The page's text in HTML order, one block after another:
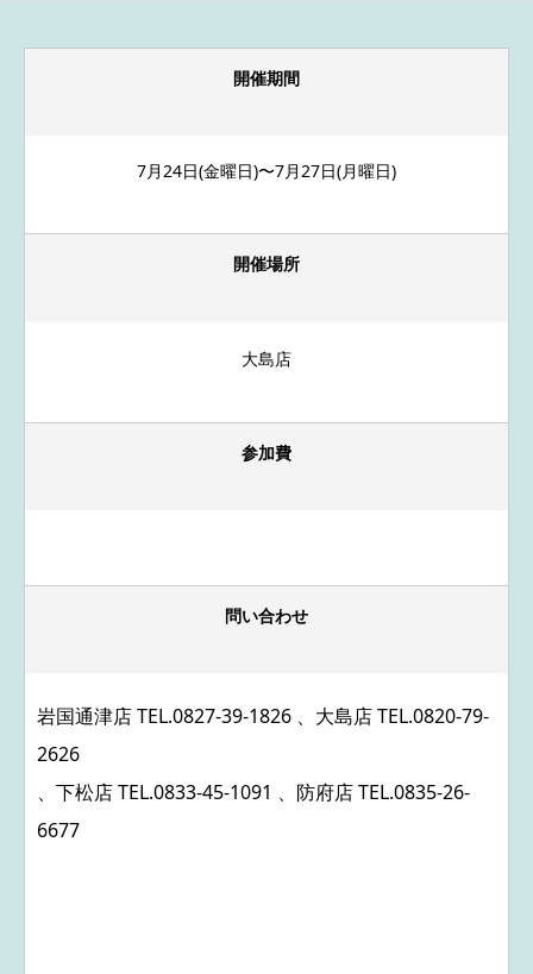
開催期間
7月24日(金曜日)〜7月27日(月曜日)
開催場所
大島店
参加費
問い合わせ
岩国通津店 TEL.0827-39-1826 、大島店 TEL.0820-79-
2626
、下松店 TEL.0833-45-1091 、防府店 TEL.0835-26-
6677